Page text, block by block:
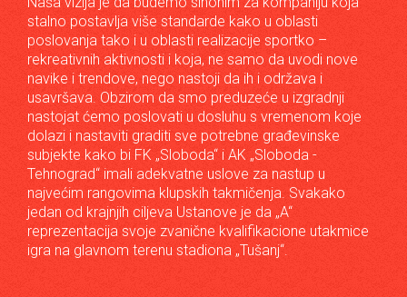
stalno postavlja više standarde kako u oblasti
poslovanja tako i u oblasti realizacije sportko –
rekreativnih aktivnosti i koja, ne samo da uvodi nove
navike i trendove, nego nastoji da ih i održava i
usavršava. Obzirom da smo preduzeće u izgradnji
nastojat ćemo poslovati u dosluhu s vremenom koje
dolazi i nastaviti graditi sve potrebne građevinske
subjekte kako bi FK „Sloboda“ i AK „Sloboda -
Tehnograd“ imali adekvatne uslove za nastup u
najvećim rangovima klupskih takmičenja. Svakako
jedan od krajnjih ciljeva Ustanove je da „A“
reprezentacija svoje zvanične kvalifikacione utakmice
igra na glavnom terenu stadiona „Tušanj“.